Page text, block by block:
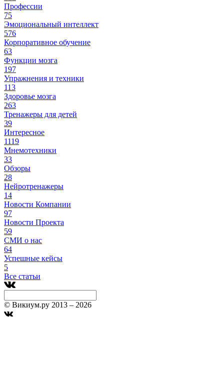
Профессии
75
Эмоциональный интеллект
576
Корпоративное обучение
63
Функции мозга
197
Упражнения и техники
113
Здоровье мозга
263
Тренажеры для детей
39
Интересное
1119
Мнемотехники
33
Обзоры
28
Нейротренажеры
14
Новости Компании
97
Новости Проекта
59
СМИ о нас
64
Успешные кейсы
5
Все статьи
© Викиум.ру 2013 – 2026